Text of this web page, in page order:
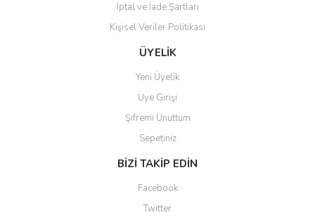
İptal ve İade Şartları
Kişisel Veriler Politikası
ÜYELİK
Yeni Üyelik
Üye Girişi
Şifremi Unuttum
Sepetiniz
BİZİ TAKİP EDİN
Facebook
Twitter